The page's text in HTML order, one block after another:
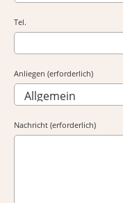
Tel.
Anliegen (erforderlich)
Nachricht (erforderlich)